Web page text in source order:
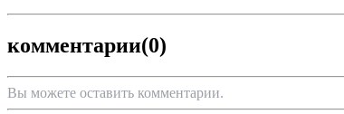
комментарии(0)
Вы можете оставить комментарии.